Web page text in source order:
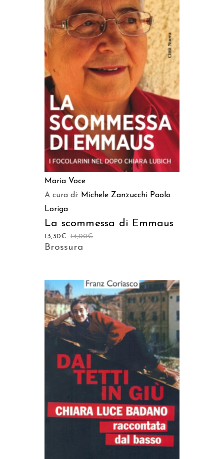
AGGIUNGI AL CARRELLO
Maria Voce
A cura di: Michele Zanzucchi Paolo
Loriga
La scommessa di Emmaus
14,00€
13,30€
Brossura
AGGIUNGI AL CARRELLO